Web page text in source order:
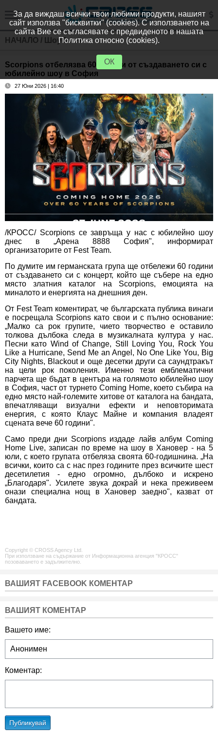
НАЧАЛО / Шоубизнес
Scorpions отбелязва 60 години от създаването си с
юбилейно шоу в София
27 Юни 2026 | 16:40
/КРОСС/ Scorpions се завръща у нас с юбилейно шоу
днес в „Арена 8888 София", информират
организаторите от Fest Team.
По думите им германската група ще отбележи 60 години
от създаването си с концерт, който ще събере на едно
място златния каталог на Scorpions, емоцията на
миналото и енергията на днешния ден.
От Fest Team коментират, че българската публика винаги
е посрещала Scorpions като свои и с пълно основание:
„Малко са рок групите, чието творчество е оставило
толкова дълбока следа в музикалната култура у нас.
Песни като Wind of Change, Still Loving You, Rock You
Like a Hurricane, Send Me an Angel, No One Like You, Big
City Nights, Blackout и още десетки други са саундтракът
на цели рок поколения. Именно тези емблематични
парчета ще бъдат в центъра на голямото юбилейно шоу
в София, част от турнето Coming Home, което събира на
едно място най-големите хитове от каталога на бандата,
впечатляващи визуални ефекти и неповторимата
енергия, с която Клаус Майне и компания владеят
сцената вече 60 години".
Само преди дни Scorpions издаде лайв албум Coming
Home Live, записан по време на шоу в Хановер - на 5
юли, с което групата отбеляза своята 60-годишнина. „На
всички, които са с нас през годините през всичките шест
десетилетия - едно огромно, дълбоко и искрено
„Благодаря". Усилете звука докрай и нека преживеем
онази специална нощ в Хановер заедно", казват от
бандата.
Copyright © CROSS Agency Ltd.
При използване на съдържание от Информационна агенция "КРОСС"
позоваването е задължително.
ВАШИЯТ FACEBOOK КОМЕНТАР
ВАШИЯТ КОМЕНТАР
Вашето име:
Коментар:
Публикувай
За да виждаш всички твои любими продукти, нашият
сайт използва "бисквитки" (cookies). С използването на
сайта Вие се съгласявате с предвиденото в нашата
Политика относно (cookies).
ОК